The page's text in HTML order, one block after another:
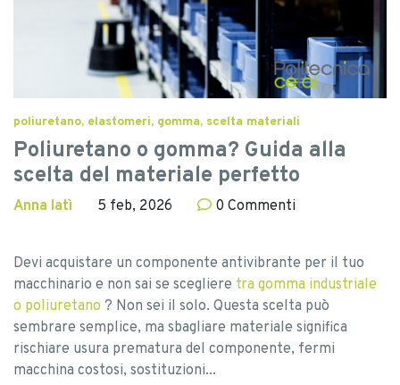
poliuretano, elastomeri, gomma, scelta materiali
Poliuretano o gomma? Guida alla
scelta del materiale perfetto
Anna Iatì 5 feb, 2026 0 Commenti
Devi acquistare un componente antivibrante per il tuo
macchinario e non sai se scegliere tra gomma industriale
o poliuretano ? Non sei il solo. Questa scelta può
sembrare semplice, ma sbagliare materiale significa
rischiare usura prematura del componente, fermi
macchina costosi, sostituzioni...